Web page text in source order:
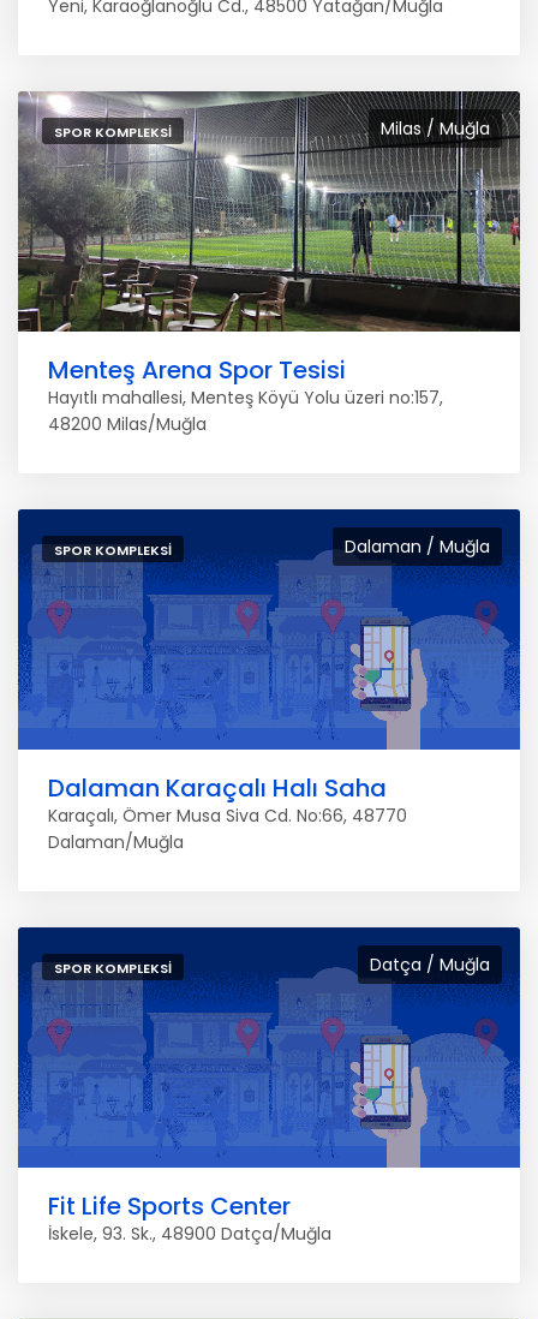
Yeni, Karaoğlanoğlu Cd., 48500 Yatağan/Muğla
Milas / Muğla
SPOR KOMPLEKSI
Menteş Arena Spor Tesisi
Hayıtlı mahallesi, Menteş Köyü Yolu üzeri no:157,
48200 Milas/Muğla
Dalaman / Muğla
SPOR KOMPLEKSI
Dalaman Karaçalı Halı Saha
Karaçalı, Ömer Musa Siva Cd. No:66, 48770
Dalaman/Muğla
Datça / Muğla
SPOR KOMPLEKSI
Fit Life Sports Center
İskele, 93. Sk., 48900 Datça/Muğla